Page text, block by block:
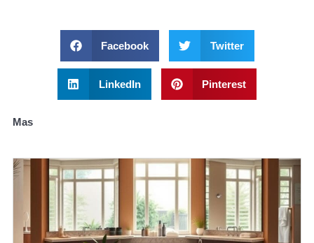
Facebook Twitter
LinkedIn Pinterest
Mas